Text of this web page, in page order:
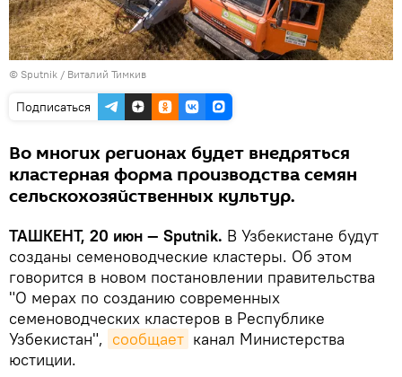
© Sputnik / Виталий Тимкив
Подписаться
Во многих регионах будет внедряться
кластерная форма производства семян
сельскохозяйственных культур.
ТАШКЕНТ, 20 июн — Sputnik. В Узбекистане будут
созданы семеноводческие кластеры. Об этом
говорится в новом постановлении правительства
"О мерах по созданию современных
семеноводческих кластеров в Республике
Узбекистан", сообщает канал Министерства
юстиции.